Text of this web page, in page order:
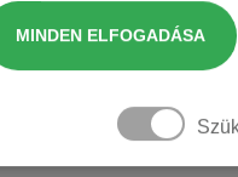
MINDEN ELFOGADÁSA